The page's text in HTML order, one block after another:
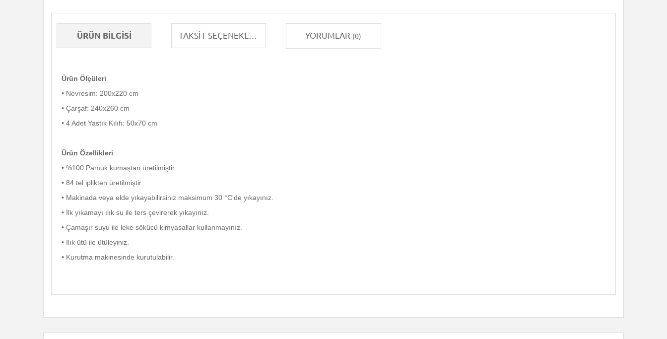
ÜRÜN BILGISI TAKSIT SEÇENEKLERI YORUMLAR (0)
Ürün Ölçüleri
• Nevresim: 200x220 cm
• Çarşaf: 240x260 cm
• 4 Adet Yastık Kılıfı: 50x70 cm
Ürün Özellikleri
• %100 Pamuk kumaştan üretilmiştir.
• 84 tel iplikten üretilmiştir.
• Makinada veya elde yıkayabilirsiniz maksimum 30 °C'de yıkayınız.
• İlk yıkamayı ılık su ile ters çevirerek yıkayınız.
• Çamaşır suyu ile leke sökücü kimyasallar kullanmayınız.
• Ilık ütü ile ütüleyiniz.
• Kurutma makinesinde kurutulabilir.